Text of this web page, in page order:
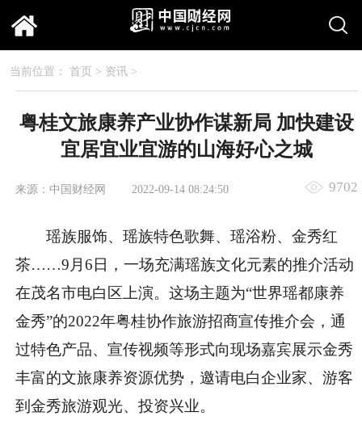
当前位置： 首页 > 资讯>
粤桂文旅康养产业协作谋新局 加快建设
宜居宜业宜游的山海好心之城
来源：中国财经网 2022-09-14 08:24:50 9702
瑶族服饰、瑶族特色歌舞、瑶浴粉、金秀红
茶……9月6日，一场充满瑶族文化元素的推介活动
在茂名市电白区上演。这场主题为“世界瑶都康养
金秀”的2022年粤桂协作旅游招商宣传推介会，通
过特色产品、宣传视频等形式向现场嘉宾展示金秀
丰富的文旅康养资源优势，邀请电白企业家、游客
到金秀旅游观光、投资兴业。